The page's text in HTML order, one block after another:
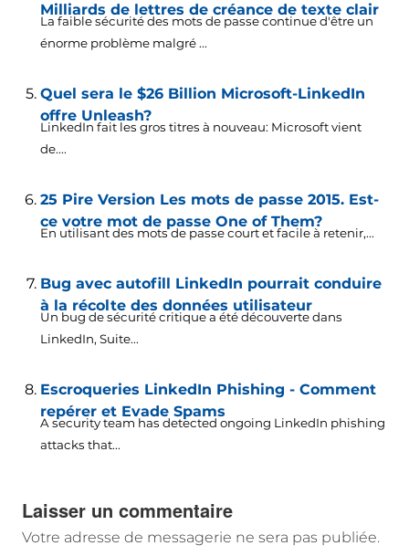
Milliards de lettres de créance de texte clair
La faible sécurité des mots de passe continue d'être un
énorme problème malgré ...
Quel sera le $26 Billion Microsoft-LinkedIn
offre Unleash?
LinkedIn fait les gros titres à nouveau: Microsoft vient
de....
25 Pire Version Les mots de passe 2015. Est-
ce votre mot de passe One of Them?
En utilisant des mots de passe court et facile à retenir,...
Bug avec autofill LinkedIn pourrait conduire
à la récolte des données utilisateur
Un bug de sécurité critique a été découverte dans
LinkedIn, Suite...
Escroqueries LinkedIn Phishing - Comment
repérer et Evade Spams
A security team has detected ongoing LinkedIn phishing
attacks that...
Laisser un commentaire
Votre adresse de messagerie ne sera pas publiée.